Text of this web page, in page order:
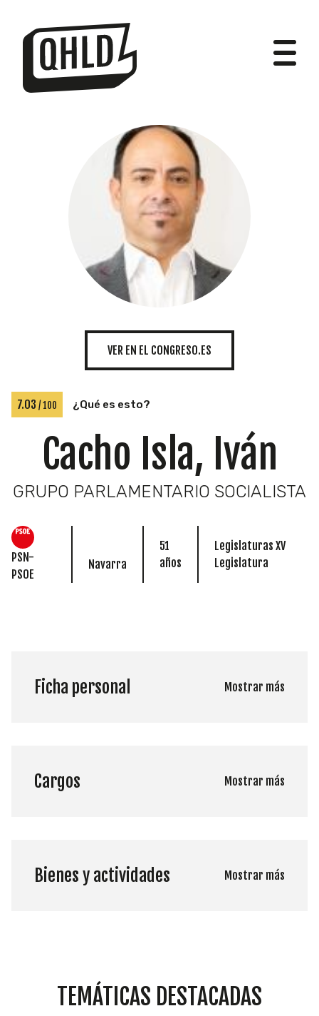
DIPUTADOS
GRUPOS
INICIATIVAS
TEMÁTICAS
VER EN EL CONGRESO.ES
7.03 / 100 ¿Qué es esto?
Cacho Isla, Iván
GRUPO PARLAMENTARIO SOCIALISTA
PSN-
PSOE
Navarra
51
años
Legislaturas XV
Legislatura
Ficha personal Mostrar más
Cargos Mostrar más
Bienes y actividades Mostrar más
TEMÁTICAS DESTACADAS